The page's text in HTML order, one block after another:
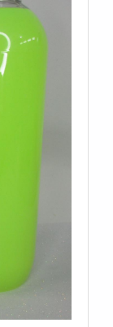
junto a
PET
o foco
do que
produtos e
o
clientes.É
quando
A
para o
que
as
E